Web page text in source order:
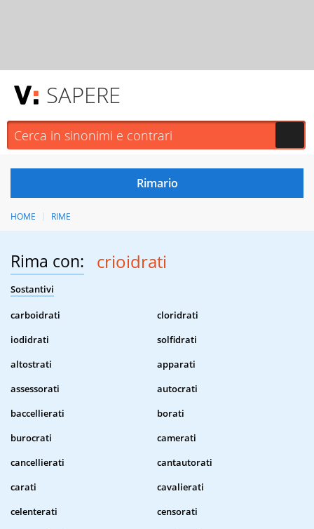
SAPERE
HOME RIME
Rima con: crioidrati
Sostantivi
carboidrati
cloridrati
iodidrati
solfidrati
altostrati
apparati
assessorati
autocrati
baccellierati
borati
burocrati
camerati
cancellierati
cantautorati
carati
cavalierati
celenterati
censorati